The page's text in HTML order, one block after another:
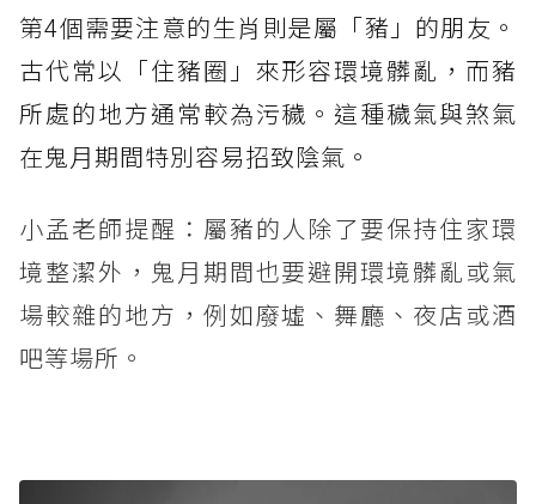
第4個需要注意的生肖則是屬「豬」的朋友。
古代常以「住豬圈」來形容環境髒亂，而豬
所處的地方通常較為污穢。這種穢氣與煞氣
在鬼月期間特別容易招致陰氣。
小孟老師提醒：屬豬的人除了要保持住家環
境整潔外，鬼月期間也要避開環境髒亂或氣
場較雜的地方，例如廢墟、舞廳、夜店或酒
吧等場所。